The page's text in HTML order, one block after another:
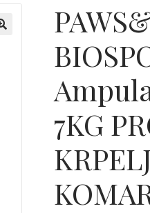
7KG